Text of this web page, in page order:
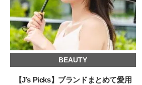
BEAUTY
【J’s Picks】ブランドまとめて愛用
【注目アーティストRainy。っ
て？】自称“コスメオタク見習
い”のポーチの中身、拝見しま
す！
2026.01.30
BEAUTY
【J’s Picks】J-GIRL早坂萌香の
徹底した日焼けケア！ でも、いち
ファッション夏の必需品〉
BEAUTY